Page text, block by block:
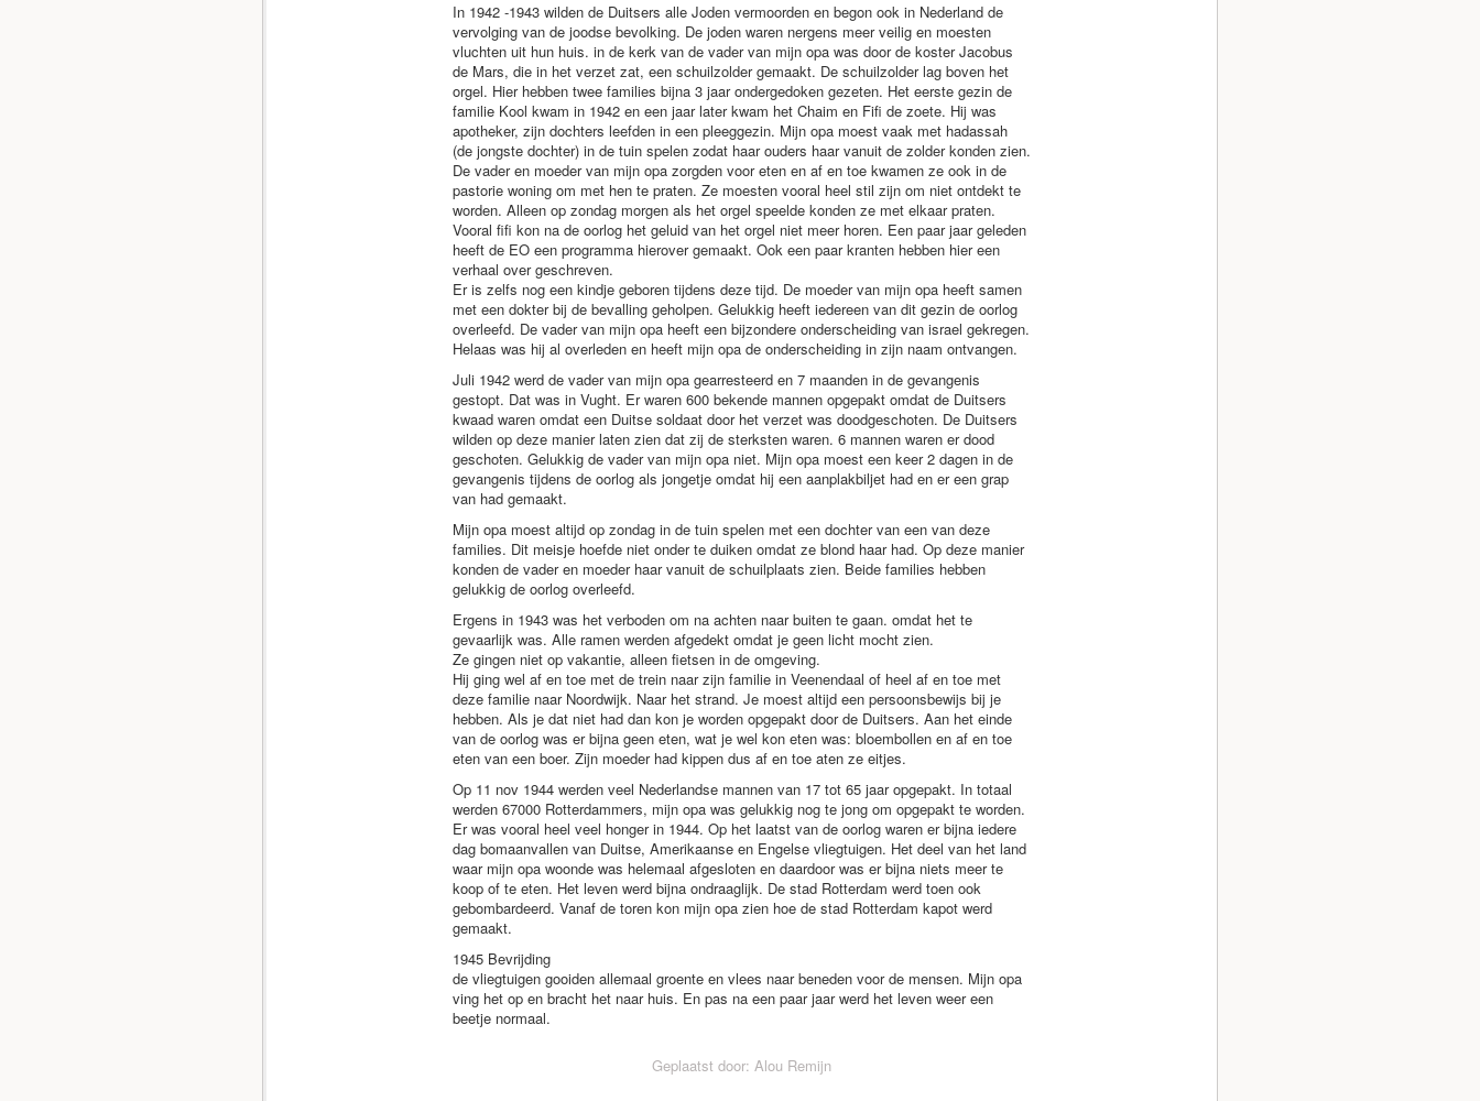
In 1942 -1943 wilden de Duitsers alle Joden vermoorden en begon ook in Nederland de
vervolging van de joodse bevolking. De joden waren nergens meer veilig en moesten
vluchten uit hun huis. in de kerk van de vader van mijn opa was door de koster Jacobus
de Mars, die in het verzet zat, een schuilzolder gemaakt. De schuilzolder lag boven het
orgel. Hier hebben twee families bijna 3 jaar ondergedoken gezeten. Het eerste gezin de
familie Kool kwam in 1942 en een jaar later kwam het Chaim en Fifi de zoete. Hij was
apotheker, zijn dochters leefden in een pleeggezin. Mijn opa moest vaak met hadassah
(de jongste dochter) in de tuin spelen zodat haar ouders haar vanuit de zolder konden zien.
De vader en moeder van mijn opa zorgden voor eten en af en toe kwamen ze ook in de
pastorie woning om met hen te praten. Ze moesten vooral heel stil zijn om niet ontdekt te
worden. Alleen op zondag morgen als het orgel speelde konden ze met elkaar praten.
Vooral fifi kon na de oorlog het geluid van het orgel niet meer horen. Een paar jaar geleden
heeft de EO een programma hierover gemaakt. Ook een paar kranten hebben hier een
verhaal over geschreven.
Er is zelfs nog een kindje geboren tijdens deze tijd. De moeder van mijn opa heeft samen
met een dokter bij de bevalling geholpen. Gelukkig heeft iedereen van dit gezin de oorlog
overleefd. De vader van mijn opa heeft een bijzondere onderscheiding van israel gekregen.
Helaas was hij al overleden en heeft mijn opa de onderscheiding in zijn naam ontvangen.
Juli 1942 werd de vader van mijn opa gearresteerd en 7 maanden in de gevangenis
gestopt. Dat was in Vught. Er waren 600 bekende mannen opgepakt omdat de Duitsers
kwaad waren omdat een Duitse soldaat door het verzet was doodgeschoten. De Duitsers
wilden op deze manier laten zien dat zij de sterksten waren. 6 mannen waren er dood
geschoten. Gelukkig de vader van mijn opa niet. Mijn opa moest een keer 2 dagen in de
gevangenis tijdens de oorlog als jongetje omdat hij een aanplakbiljet had en er een grap
van had gemaakt.
Mijn opa moest altijd op zondag in de tuin spelen met een dochter van een van deze
families. Dit meisje hoefde niet onder te duiken omdat ze blond haar had. Op deze manier
konden de vader en moeder haar vanuit de schuilplaats zien. Beide families hebben
gelukkig de oorlog overleefd.
Ergens in 1943 was het verboden om na achten naar buiten te gaan. omdat het te
gevaarlijk was. Alle ramen werden afgedekt omdat je geen licht mocht zien.
Ze gingen niet op vakantie, alleen fietsen in de omgeving.
Hij ging wel af en toe met de trein naar zijn familie in Veenendaal of heel af en toe met
deze familie naar Noordwijk. Naar het strand. Je moest altijd een persoonsbewijs bij je
hebben. Als je dat niet had dan kon je worden opgepakt door de Duitsers. Aan het einde
van de oorlog was er bijna geen eten, wat je wel kon eten was: bloembollen en af en toe
eten van een boer. Zijn moeder had kippen dus af en toe aten ze eitjes.
Op 11 nov 1944 werden veel Nederlandse mannen van 17 tot 65 jaar opgepakt. In totaal
werden 67000 Rotterdammers, mijn opa was gelukkig nog te jong om opgepakt te worden.
Er was vooral heel veel honger in 1944. Op het laatst van de oorlog waren er bijna iedere
dag bomaanvallen van Duitse, Amerikaanse en Engelse vliegtuigen. Het deel van het land
waar mijn opa woonde was helemaal afgesloten en daardoor was er bijna niets meer te
koop of te eten. Het leven werd bijna ondraaglijk. De stad Rotterdam werd toen ook
gebombardeerd. Vanaf de toren kon mijn opa zien hoe de stad Rotterdam kapot werd
gemaakt.
1945 Bevrijding
de vliegtuigen gooiden allemaal groente en vlees naar beneden voor de mensen. Mijn opa
ving het op en bracht het naar huis. En pas na een paar jaar werd het leven weer een
beetje normaal.
Geplaatst door: Alou Remijn